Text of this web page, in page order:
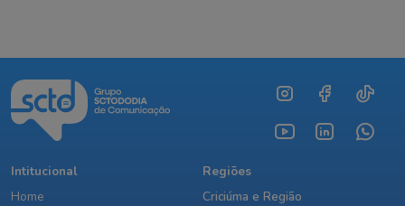
Intitucional
Home
Regiões
Criciúma e Região